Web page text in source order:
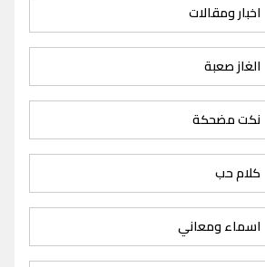
اخبار ومقالات
الغاز صعبة
نكت مضحكة
كلام حب
اسماء ومعاني